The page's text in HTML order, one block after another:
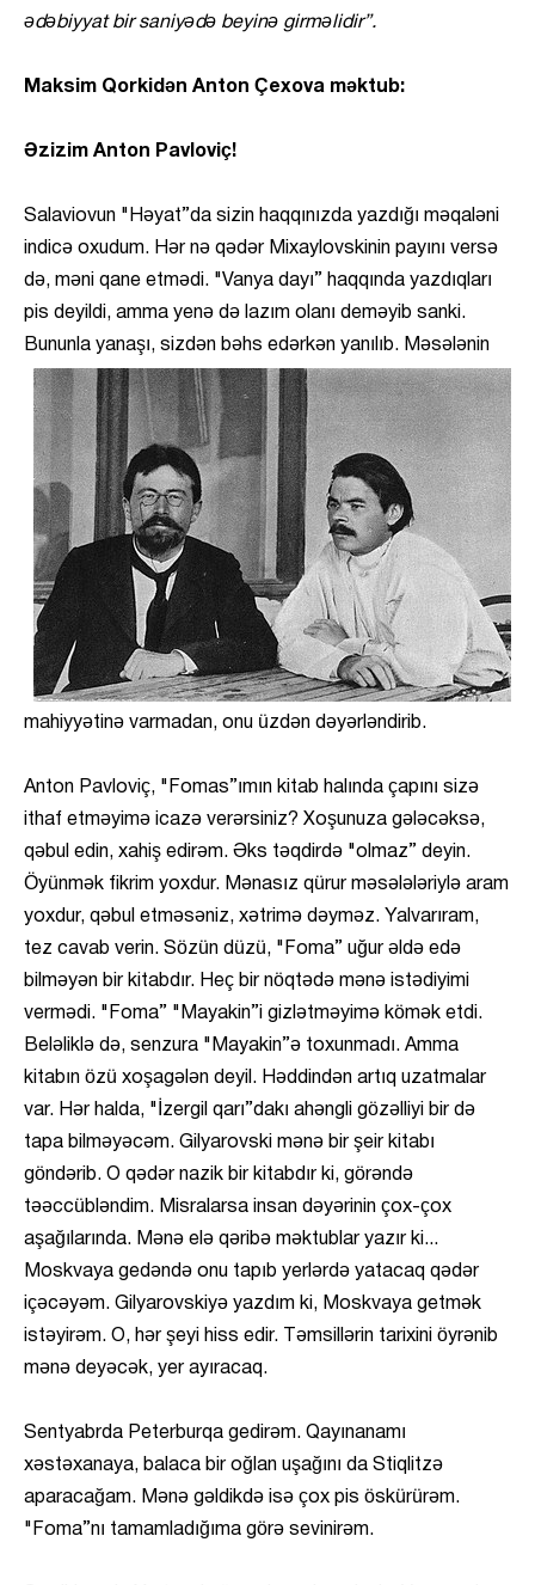
ədəbiyyat bir saniyədə beyinə girməlidir”.
Maksim Qorkidən Anton Çexova məktub:
Əzizim Anton Pavloviç!
Salaviovun "Həyat”da sizin haqqınızda yazdığı məqaləni
indicə oxudum. Hər nə qədər Mixaylovskinin payını versə
də, məni qane etmədi. "Vanya dayı” haqqında yazdıqları
pis deyildi, amma yenə də lazım olanı deməyib sanki.
Bununla yanaşı, sizdən bəhs edərkən yanılıb. Məsələnin
mahiyyətinə varmadan, onu üzdən dəyərləndirib.
Anton Pavloviç, "Fomas”ımın kitab halında çapını sizə
ithaf etməyimə icazə verərsiniz? Xoşunuza gələcəksə,
qəbul edin, xahiş edirəm. Əks təqdirdə "olmaz” deyin.
Öyünmək fikrim yoxdur. Mənasız qürur məsələləriylə aram
yoxdur, qəbul etməsəniz, xətrimə dəyməz. Yalvarıram,
tez cavab verin. Sözün düzü, "Foma” uğur əldə edə
bilməyən bir kitabdır. Heç bir nöqtədə mənə istədiyimi
vermədi. "Foma” "Mayakin”i gizlətməyimə kömək etdi.
Beləliklə də, senzura "Mayakin”ə toxunmadı. Amma
kitabın özü xoşagələn deyil. Həddindən artıq uzatmalar
var. Hər halda, "İzergil qarı”dakı ahəngli gözəlliyi bir də
tapa bilməyəcəm. Gilyarovski mənə bir şeir kitabı
göndərib. O qədər nazik bir kitabdır ki, görəndə
təəccübləndim. Misralarsa insan dəyərinin çox-çox
aşağılarında. Mənə elə qəribə məktublar yazır ki...
Moskvaya gedəndə onu tapıb yerlərdə yatacaq qədər
içəcəyəm. Gilyarovskiyə yazdım ki, Moskvaya getmək
istəyirəm. O, hər şeyi hiss edir. Təmsillərin tarixini öyrənib
mənə deyəcək, yer ayıracaq.
Sentyabrda Peterburqa gedirəm. Qayınanamı
xəstəxanaya, balaca bir oğlan uşağını da Stiqlitzə
aparacağam. Mənə gəldikdə isə çox pis öskürürəm.
"Foma”nı tamamladığıma görə sevinirəm.